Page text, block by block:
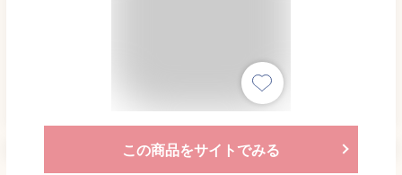
この商品をサイトでみる